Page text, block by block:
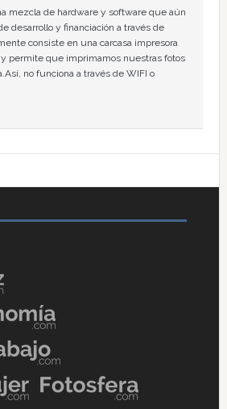
mezcla de hardware y software que aún
desarrollo y financiación a través de
consiste en una carcasa impresora
permite que imprimamos nuestras fotos
no funciona a través de WIFI o